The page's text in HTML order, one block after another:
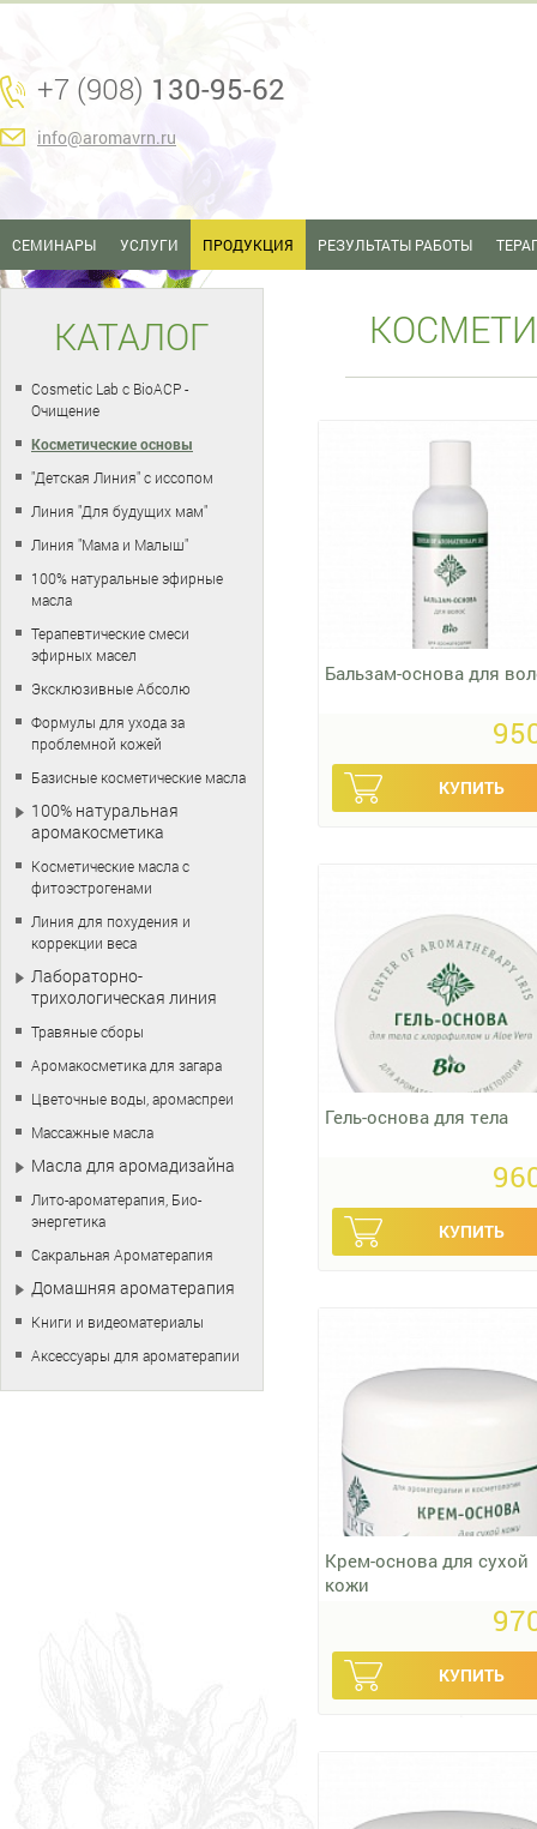
+7 (908) 130-95-62
info@aromavrn.ru
СЕМИНАРЫ УСЛУГИ ПРОДУКЦИЯ РЕЗУЛЬТАТЫ РАБОТЫ
Бальзам-основа для
Гель-основа для тела
Крем-основа для сухой
кожи
КАТАЛОГ
Cosmetic Lab с BioACP -
Очищение
Косметические основы
"Детская Линия" с иссопом
Линия "Для будущих мам"
Линия "Мама и Малыш"
100% натуральные эфирные
масла
Терапевтические смеси
эфирных масел
Эксклюзивные Абсолю
Формулы для ухода за
проблемной кожей
Базисные косметические масла
100% натуральная
аромакосметика
Косметические масла с
фитоэстрогенами
Линия для похудения и
коррекции веса
Лабораторно-
трихологическая линия
Травяные сборы
Аромакосметика для загара
Цветочные воды, аромаспреи
Массажные масла
Масла для аромадизайна
Лито-ароматерапия, Био-
энергетика
Сакральная Ароматерапия
Домашняя ароматерапия
Книги и видеоматериалы
Аксессуары для ароматерапии